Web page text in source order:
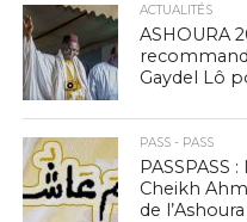
ACTUALITÉS
ASHOURA
Gaydel Lô
PASS - PASS
PASSPASS
Cheikh
de l’Ashoura